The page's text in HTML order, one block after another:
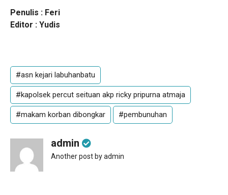
Penulis : Feri
Editor : Yudis
#asn kejari labuhanbatu
#kapolsek percut seituan akp ricky pripurna atmaja
#makam korban dibongkar #pembunuhan
admin
Another post by admin